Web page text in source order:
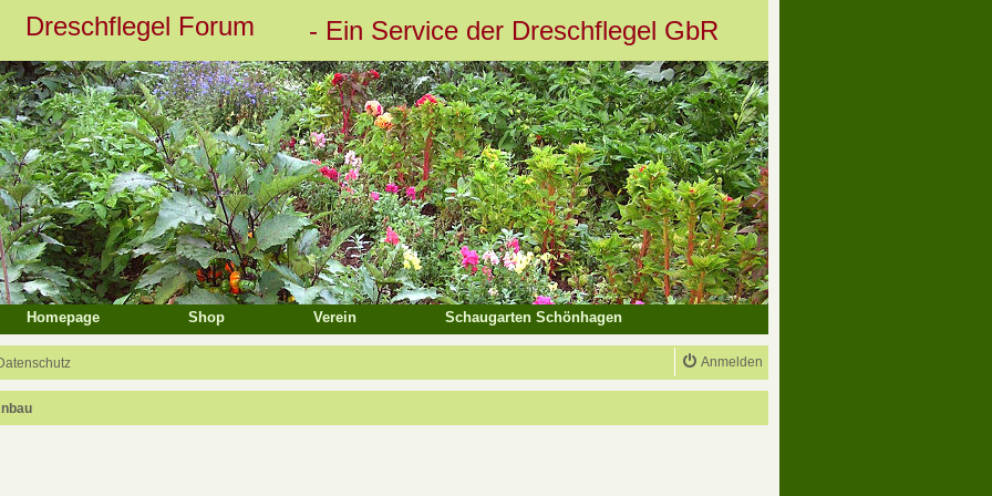
Dreschflegel Forum - Ein Service der Dreschflegel GbR
Suche
Homepage Shop Verein Schaugarten Schönhagen
Anmelden